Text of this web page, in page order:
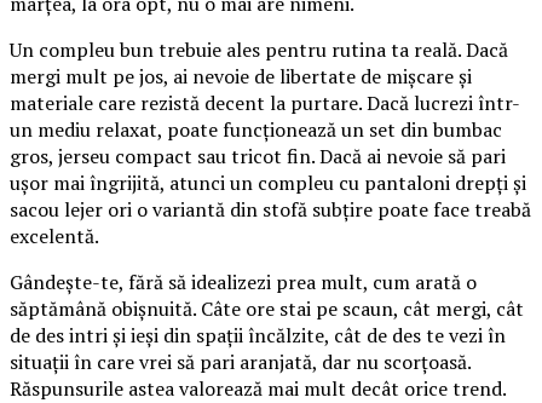
Un compleu bun trebuie ales pentru rutina ta reală. Dacă
mergi mult pe jos, ai nevoie de libertate de mișcare și
materiale care rezistă decent la purtare. Dacă lucrezi într-
un mediu relaxat, poate funcționează un set din bumbac
gros, jerseu compact sau tricot fin. Dacă ai nevoie să pari
ușor mai îngrijită, atunci un compleu cu pantaloni drepți și
sacou lejer ori o variantă din stofă subțire poate face treabă
excelentă.
Gândește-te, fără să idealizezi prea mult, cum arată o
săptămână obișnuită. Câte ore stai pe scaun, cât mergi, cât
de des intri și ieși din spații încălzite, cât de des te vezi în
situații în care vrei să pari aranjată, dar nu scorțoasă.
Răspunsurile astea valorează mai mult decât orice trend.